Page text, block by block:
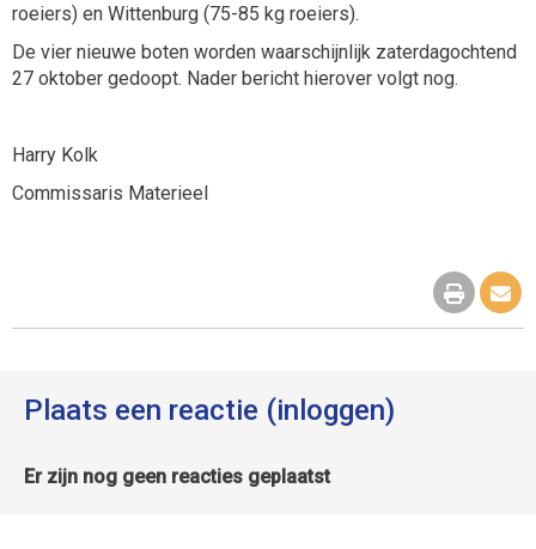
roeiers) en Wittenburg (75-85 kg roeiers).
De vier nieuwe boten worden waarschijnlijk zaterdagochtend
27 oktober gedoopt. Nader bericht hierover volgt nog.
Harry Kolk
Commissaris Materieel
Plaats een reactie (inloggen)
Er zijn nog geen reacties geplaatst